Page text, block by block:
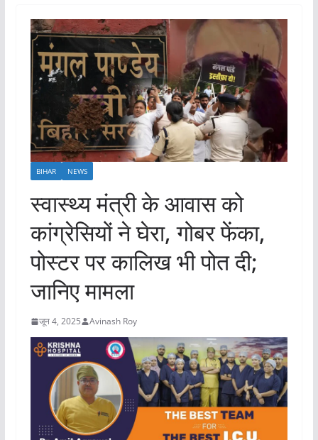
BIHAR NEWS
स्वास्थ्य मंत्री के आवास को
कांग्रेसियों ने घेरा, गोबर फेंका,
पोस्टर पर कालिख भी पोत दी;
जानिए मामला
जून 4, 2025 Avinash Roy